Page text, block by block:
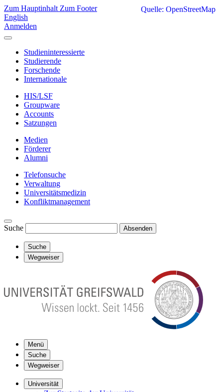
Zum Hauptinhalt Zum Footer
English
Anmelden
Studieninteressierte
Studierende
Forschende
Internationale
HIS/LSF
Groupware
Accounts
Satzungen
Medien
Förderer
Alumni
Telefonsuche
Verwaltung
Universitätsmedizin
Konfliktmanagement
Suche Absenden
Suche
Wegweiser
Menü
Suche
Wegweiser
Universität
Quelle: OpenStreetMap